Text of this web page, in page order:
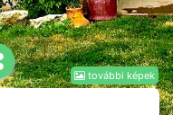
további képek